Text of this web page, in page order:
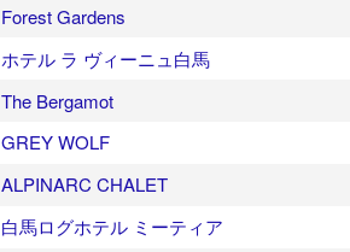
Forest Gardens
ホテル ラ ヴィーニュ白馬
The Bergamot
GREY WOLF
ALPINARC CHALET
白馬ログホテル ミーティア